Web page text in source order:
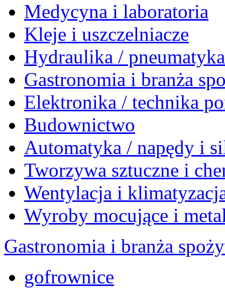
Medycyna i laboratoria
Kleje i uszczelniacze
Hydraulika /
Gastronomia i branża
Elektronika / technika
Budownictwo
Automatyka / napędy i
Tworzywa sztuczne i
Wentylacja i
Wyroby mocujące i
Gastronomia i branża
gofrownice